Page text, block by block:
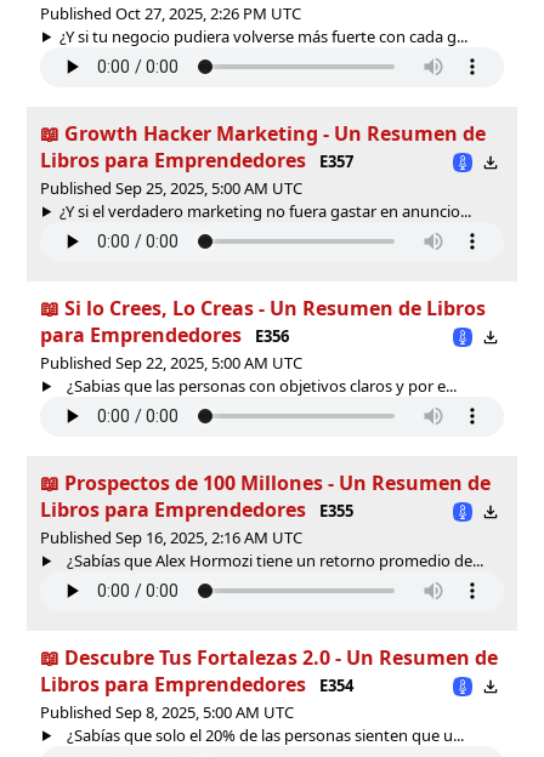
Published Oct 27, 2025, 2:26 PM UTC
¿Y si tu negocio pudiera volverse más fuerte con cada g...
📖 Growth Hacker Marketing - Un Resumen de
Libros para Emprendedores
E357
Published Sep 25, 2025, 5:00 AM UTC
¿Y si el verdadero marketing no fuera gastar en anuncio...
📖 Si lo Crees, Lo Creas - Un Resumen de Libros
para Emprendedores
E356
Published Sep 22, 2025, 5:00 AM UTC
¿Sabias que las personas con objetivos claros y por e...
📖 Prospectos de 100 Millones - Un Resumen de
Libros para Emprendedores
E355
Published Sep 16, 2025, 2:16 AM UTC
¿Sabías que Alex Hormozi tiene un retorno promedio de...
📖 Descubre Tus Fortalezas 2.0 - Un Resumen de
Libros para Emprendedores
E354
Published Sep 8, 2025, 5:00 AM UTC
¿Sabías que solo el 20% de las personas sienten que u...